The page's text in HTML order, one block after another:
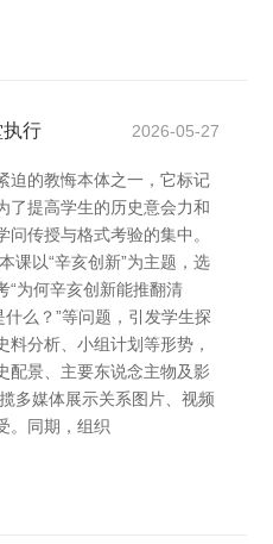
行 2026-05-27
迫的教悔本体之一，它标记
了提高学生的历史意会力和
传授与格式考验的集中。
课以“辛亥创新”为主题，选
“为何辛亥创新能推翻清
么？”等问题，引发学生探
料分析、小组计划等形势，
配景、主要东说念主物及影
多媒体展示关系图片、视频
。同期，组织